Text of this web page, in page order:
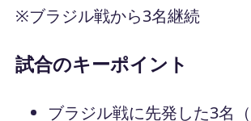
※ブラジル戦から3名継続
試合のキーポイント
ブラジル戦に先発した3名